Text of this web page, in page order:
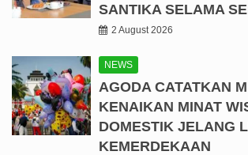
SANTIKA SELAMA
2 August 2026
NEWS
AGODA CATATKAN
KENAIKAN MINAT
DOMESTIK JELANG
KEMERDEKAAN